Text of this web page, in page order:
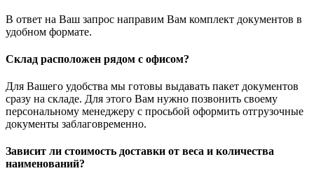
В ответ на Ваш запрос направим Вам комплект документов в
удобном формате.
Склад расположен рядом с офисом?
Для Вашего удобства мы готовы выдавать пакет документов
сразу на складе. Для этого Вам нужно позвонить своему
персональному менеджеру с просьбой оформить отгрузочные
документы заблаговременно.
Зависит ли стоимость доставки от веса и количества
наименований?